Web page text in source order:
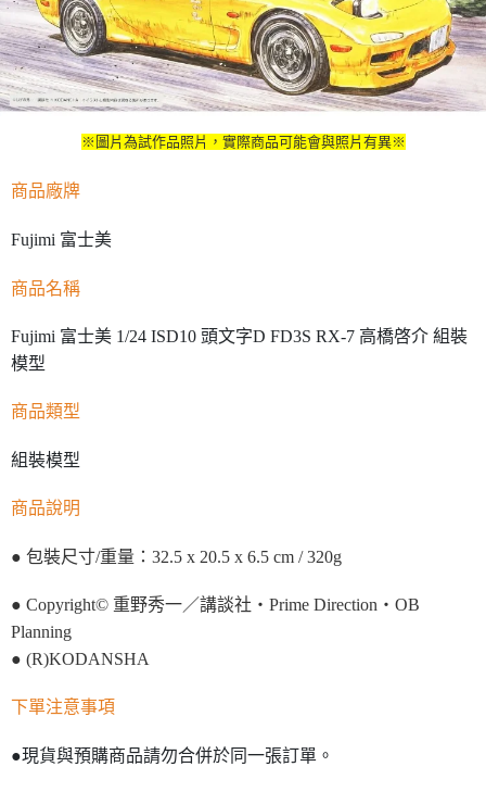
※圖片為試作品照片，實際商品可能會與照片有異※
商品廠牌
Fujimi 富士美
商品名稱
Fujimi 富士美 1/24 ISD10 頭文字D FD3S RX-7 高橋啓介 組裝
模型
商品類型
組裝模型
商品說明
● 包裝尺寸/重量：32.5 x 20.5 x 6.5 cm / 320g
● Copyright© 重野秀一／講談社・Prime Direction・OB
Planning
● (R)KODANSHA
下單注意事項
●現貨與預購商品請勿合併於同一張訂單。